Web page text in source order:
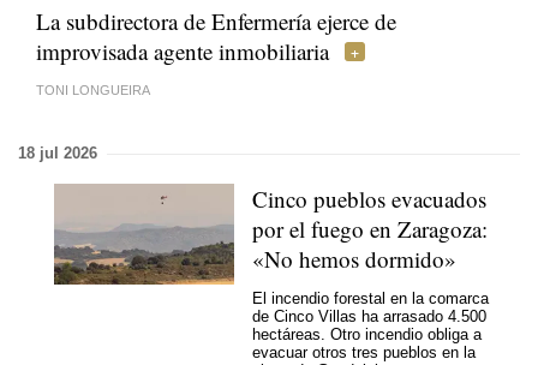
La subdirectora de Enfermería ejerce de
improvisada agente inmobiliaria
TONI LONGUEIRA
18 jul 2026
Cinco pueblos evacuados
por el fuego en Zaragoza:
«No hemos dormido»
El incendio forestal en la comarca
de Cinco Villas ha arrasado 4.500
hectáreas. Otro incendio obliga a
evacuar otros tres pueblos en la